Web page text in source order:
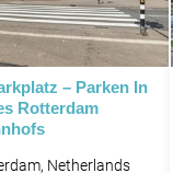
– Parken In
Rotterdam
Netherlands